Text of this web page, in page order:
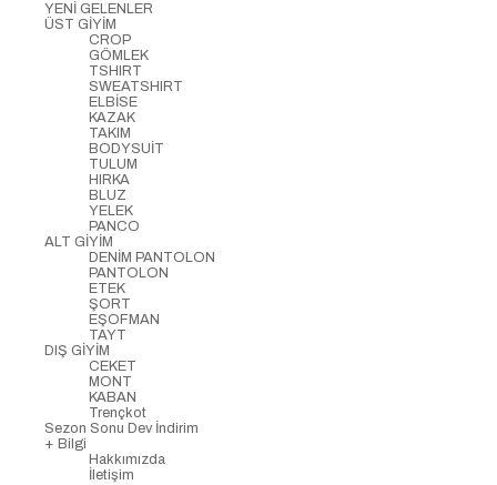
YENİ GELENLER
ÜST GİYİM
CROP
GÖMLEK
TSHIRT
SWEATSHIRT
ELBİSE
KAZAK
TAKIM
BODYSUİT
TULUM
HIRKA
BLUZ
YELEK
PANCO
ALT GİYİM
DENİM PANTOLON
PANTOLON
ETEK
ŞORT
EŞOFMAN
TAYT
DIŞ GİYİM
CEKET
MONT
KABAN
Trençkot
Sezon Sonu Dev İndirim
+ Bilgi
Hakkımızda
İletişim